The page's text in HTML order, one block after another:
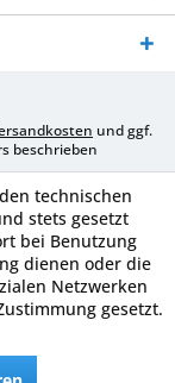
und ggf.
beschrieben
technischen
stets gesetzt
bei Benutzung
dienen oder die
Netzwerken
gesetzt.